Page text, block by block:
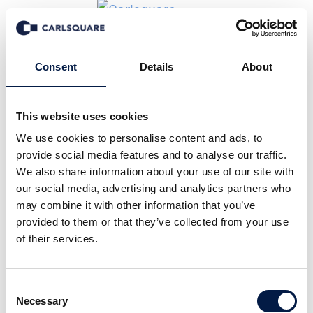
Consent Details About
This website uses cookies
We use cookies to personalise content and ads, to
provide social media features and to analyse our traffic.
We also share information about your use of our site with
our social media, advertising and analytics partners who
may combine it with other information that you’ve
provided to them or that they’ve collected from your use
of their services.
Selection
Necessary
Tillbaka till Nyheter
Analys GHP: Lönsamhet
över förväntan
Analysmaterial 28 apr 2021
Läs hela analysen här: